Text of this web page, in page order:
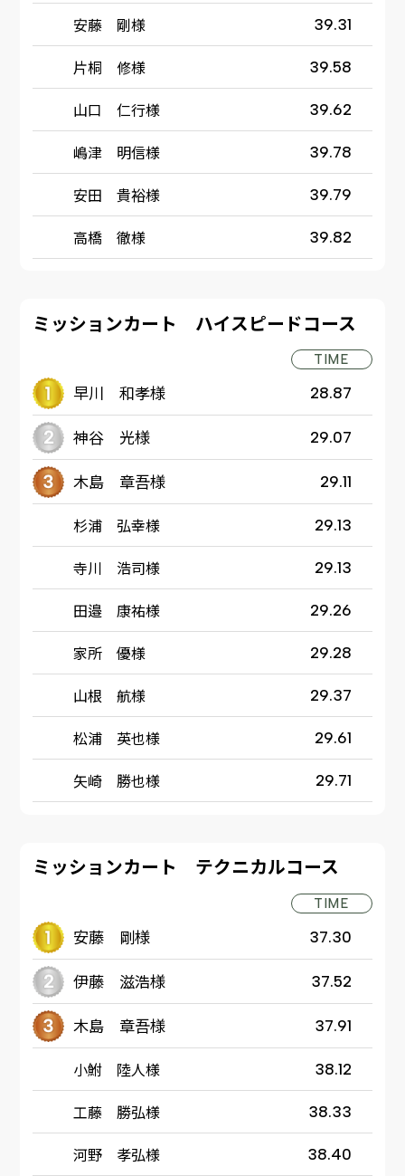
安藤 剛様 39.31
片桐 修様 39.58
山口 仁行様 39.62
嶋津 明信様 39.78
安田 貴裕様 39.79
高橋 徹様 39.82
ミッションカート ハイスピードコース
TIME
早川 和孝様 28.87
神谷 光様 29.07
木島 章吾様 29.11
杉浦 弘幸様 29.13
寺川 浩司様 29.13
田邉 康祐様 29.26
家所 優様 29.28
山根 航様 29.37
松浦 英也様 29.61
矢崎 勝也様 29.71
ミッションカート テクニカルコース
TIME
安藤 剛様 37.30
伊藤 滋浩様 37.52
木島 章吾様 37.91
小鮒 陸人様 38.12
工藤 勝弘様 38.33
河野 孝弘様 38.40